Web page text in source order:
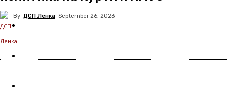
By ДСП Ленка September 26, 2023